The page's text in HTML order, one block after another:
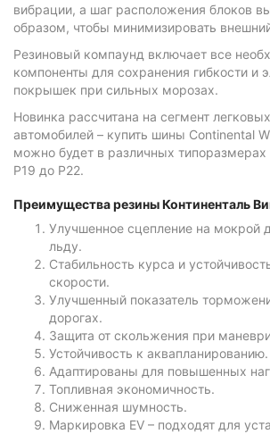
вибрации, а шаг расположения блоков
образом, чтобы минимизировать
Резиновый компаунд включает все
компоненты для сохранения гибкости и
покрышек при сильных морозах.
Новинка рассчитана на сегмент
автомобилей – купить шины Continental
можно будет в различных
Р19 до Р22.
Преимущества резины Континенталь
Улучшенное сцепление на мокрой
льду.
Стабильность курса и
скорости.
Улучшенный показатель
дорогах.
Защита от скольжения при
Устойчивость к аквапланированию.
Адаптированы для повышенных
Топливная экономичность.
Сниженная шумность.
Маркировка EV – подходят для